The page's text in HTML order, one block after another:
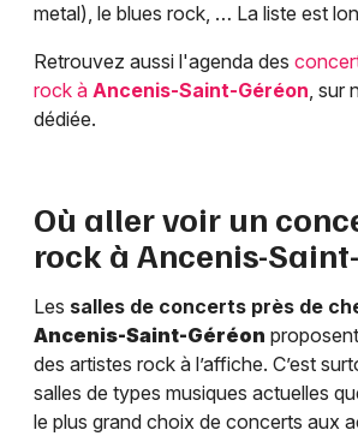
metal), le blues rock, … La liste est
Retrouvez aussi l'agenda des
rock à Ancenis-Saint-Géréon, sur
dédiée.
Où aller voir un
rock à Ancenis-
Les salles de concerts près de
Ancenis-Saint-Géréon
des artistes rock à l’affiche. C’est
salles de types musiques actuelles
le plus grand choix de concerts aux